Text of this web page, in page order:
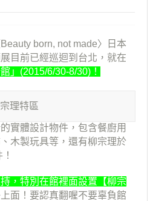
born, not made〉日本
目前已經巡迴到台北，就在
」(2015/6/30-8/30)！
理特區
實體設計物件，包含餐廚用
木製玩具等，還有柳宗理於
，特別在館裡面設置【柳宗
面！要認真翻喔不要辜負館